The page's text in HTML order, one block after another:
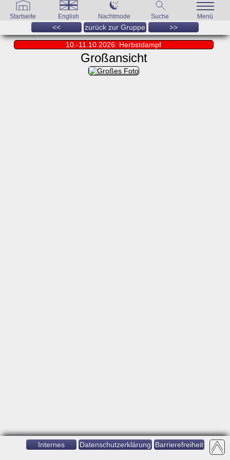
Startseite English Nachtmode Suche Menü
<< zurück zur Gruppe >>
10.-11.10.2026: Herbstdampf
Großansicht
Internes Datenschutzerklärung Barrierefreiheit